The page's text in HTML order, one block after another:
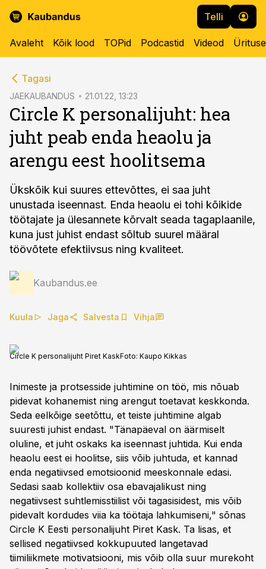
Telli
Avaleht Kõik lood TOPid Podcastid Videod
Tagasi
JAEKAUBANDUS 21.01.22, 13:23
Circle K personalijuht: hea
juht peab enda heaolu ja
arengu eest hoolitsema
Ükskõik kui suures ettevõttes, ei saa juht
unustada iseennast. Enda heaolu ei tohi kõikide
töötajate ja ülesannete kõrvalt seada tagaplaanile,
kuna just juhist endast sõltub suurel määral
töövõtete efektiivsus ning kvaliteet.
Kaubandus.ee
Kuula Jaga Salvesta Vihja
Circle K personalijuht Piret KaskFoto: Kaupo Kikkas
Inimeste ja protsesside juhtimine on töö, mis nõuab
pidevat kohanemist ning arengut toetavat keskkonda.
Seda eelkõige seetõttu, et teiste juhtimine algab
suuresti juhist endast. "Tänapäeval on äärmiselt
oluline, et juht oskaks ka iseennast juhtida. Kui enda
heaolu eest ei hoolitse, siis võib juhtuda, et kannad
enda negatiivsed emotsioonid meeskonnale edasi.
Sedasi saab kollektiiv osa ebavajalikust ning
negatiivsest suhtlemisstiilist või tagasisidest, mis võib
pidevalt kordudes viia ka töötaja lahkumiseni," sõnas
Circle K Eesti personalijuht Piret Kask. Ta lisas, et
sellised negatiivsed kokkupuuted langetavad
tiimiliikmete motivatsiooni, mis võib olla suur murekoht